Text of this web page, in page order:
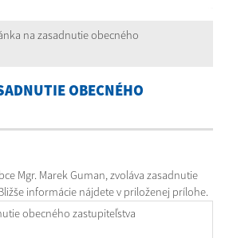
na zasadnutie obecného
OBECNÉHO
Mgr. Marek Guman, zvoláva zasadnutie
informácie nájdete v priloženej prílohe.
obecného zastupiteľstva